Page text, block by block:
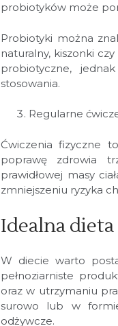
probiotyków może
Probiotyki można
naturalny, kiszonki
probiotyczne,
stosowania.
Regularne
Ćwiczenia fizyczne
poprawę zdrowia
prawidłowej masy
zmniejszeniu ryzyka
Idealna
W diecie warto
pełnoziarniste
oraz w utrzymaniu
surowo lub w
odżywcze.